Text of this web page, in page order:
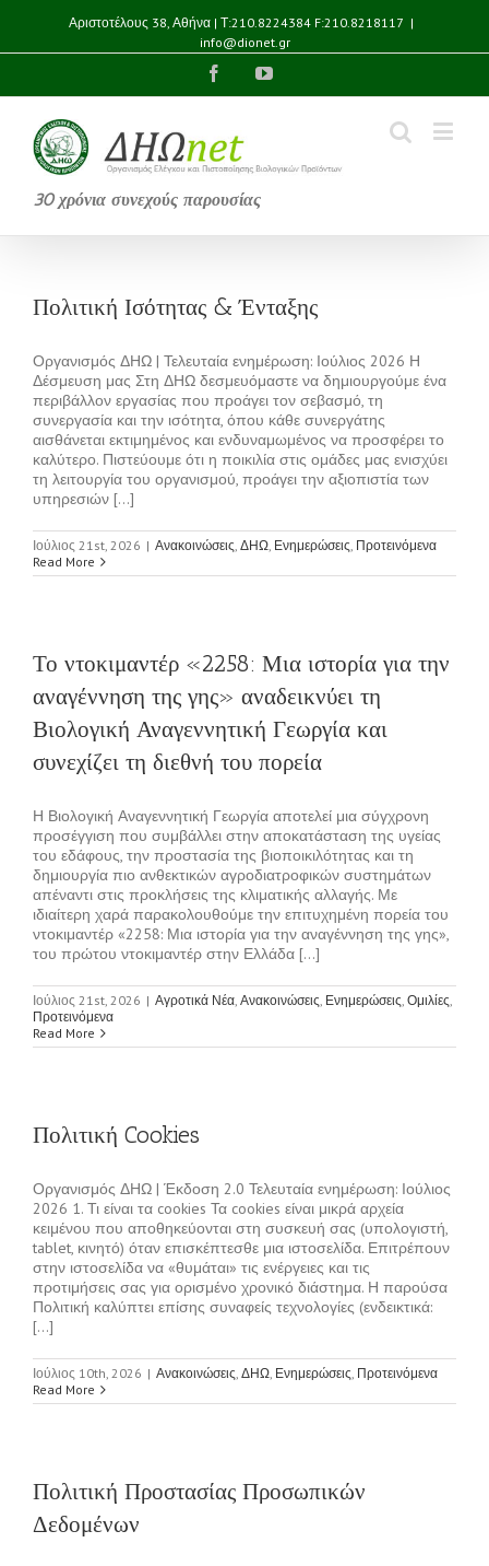
Αριστοτέλους 38, Αθήνα | Τ:210.8224384 F:210.8218117 |
info@dionet.gr
FacebookYouTube
30 χρόνια συνεχούς παρουσίας
Πολιτική Ισότητας & Ένταξης
Οργανισμός ΔΗΩ | Τελευταία ενημέρωση: Ιούλιος 2026 Η
Δέσμευση μας Στη ΔΗΩ δεσμευόμαστε να δημιουργούμε ένα
περιβάλλον εργασίας που προάγει τον σεβασμό, τη
συνεργασία και την ισότητα, όπου κάθε συνεργάτης
αισθάνεται εκτιμημένος και ενδυναμωμένος να προσφέρει το
καλύτερο. Πιστεύουμε ότι η ποικιλία στις ομάδες μας ενισχύει
τη λειτουργία του οργανισμού, προάγει την αξιοπιστία των
υπηρεσιών [...]
Ιούλιος 21st, 2026 | Ανακοινώσεις ΔΗΩ Ενημερώσεις Προτεινόμενα
Read More
Το ντοκιμαντέρ «2258: Μια ιστορία για την
αναγέννηση της γης» αναδεικνύει τη
Βιολογική Αναγεννητική Γεωργία και
συνεχίζει τη διεθνή του πορεία
Η Βιολογική Αναγεννητική Γεωργία αποτελεί μια σύγχρονη
προσέγγιση που συμβάλλει στην αποκατάσταση της υγείας
του εδάφους, την προστασία της βιοποικιλότητας και τη
δημιουργία πιο ανθεκτικών αγροδιατροφικών συστημάτων
απέναντι στις προκλήσεις της κλιματικής αλλαγής. Με
ιδιαίτερη χαρά παρακολουθούμε την επιτυχημένη πορεία του
ντοκιμαντέρ «2258: Μια ιστορία για την αναγέννηση της γης»,
του πρώτου ντοκιμαντέρ στην Ελλάδα [...]
Ιούλιος 21st, 2026 | Αγροτικά Νέα Ανακοινώσεις Ενημερώσεις Ομιλίες
Προτεινόμενα
Read More
Πολιτική Cookies
Οργανισμός ΔΗΩ | Έκδοση 2.0 Τελευταία ενημέρωση: Ιούλιος
2026 1. Τι είναι τα cookies Τα cookies είναι μικρά αρχεία
κειμένου που αποθηκεύονται στη συσκευή σας (υπολογιστή,
tablet, κινητό) όταν επισκέπτεσθε μια ιστοσελίδα. Επιτρέπουν
στην ιστοσελίδα να «θυμάται» τις ενέργειες και τις
προτιμήσεις σας για ορισμένο χρονικό διάστημα. Η παρούσα
Πολιτική καλύπτει επίσης συναφείς τεχνολογίες (ενδεικτικά:
[...]
Ιούλιος 10th, 2026 | Ανακοινώσεις ΔΗΩ Ενημερώσεις Προτεινόμενα
Read More
Πολιτική Προστασίας Προσωπικών
Δεδομένων